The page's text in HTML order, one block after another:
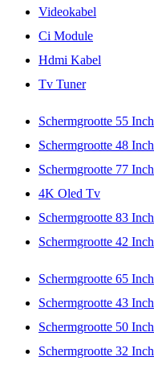
Videokabel
Ci Module
Hdmi Kabel
Tv Tuner
Schermgrootte 55 Inch
Schermgrootte 48 Inch
Schermgrootte 77 Inch
4K Oled Tv
Schermgrootte 83 Inch
Schermgrootte 42 Inch
Schermgrootte 65 Inch
Schermgrootte 43 Inch
Schermgrootte 50 Inch
Schermgrootte 32 Inch